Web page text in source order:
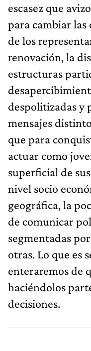
escasez que
para cambiar las
de los
renovación, la
estructuras
despolitizadas y
mensajes
que para
actuar como
superficial de
nivel socio
geográfica, la
de comunicar
segmentadas
otras. Lo que es
enteraremos de
haciéndolos
decisiones.